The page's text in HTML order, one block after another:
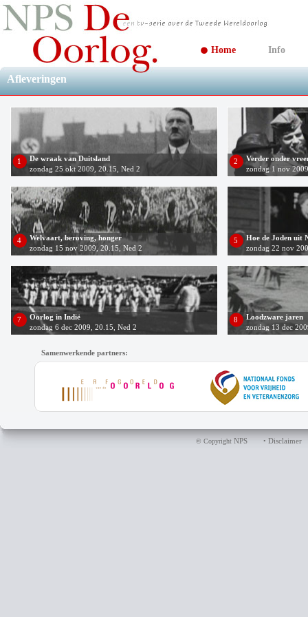
Home Info
Afleveringen
1
De wraak van Duitsland
zondag 25 okt 2009, 20.15, Ned 2
2
Verder onder
zondag 1 nov
4
Welvaart, beroving, honger
zondag 15 nov 2009, 20.15, Ned 2
5
Hoe de Joden uit
zondag 22 nov
7
Oorlog in Indië
zondag 6 dec 2009, 20.15, Ned 2
8
Loodzware jaren
zondag 13 dec
Samenwerkende partners:
© Copyright NPS • Disclaimer